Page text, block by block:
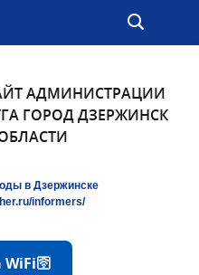
АДМИНИСТРАЦИИ
ГОРОД ДЗЕРЖИНСК
в Дзержинске
informers/
WiFi🛜